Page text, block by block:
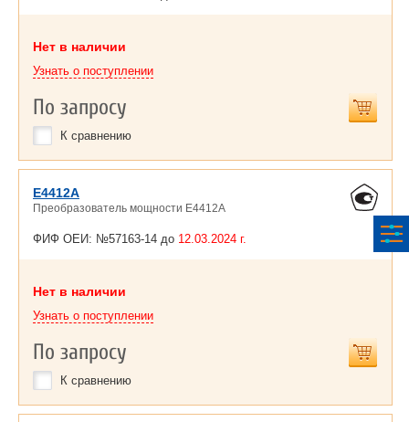
Нет в наличии
Узнать о поступлении
По запросу
К сравнению
E4412A
Преобразователь мощности E4412A
ФИФ ОЕИ: №57163-14 до 12.03.2024 г.
Нет в наличии
Узнать о поступлении
По запросу
К сравнению